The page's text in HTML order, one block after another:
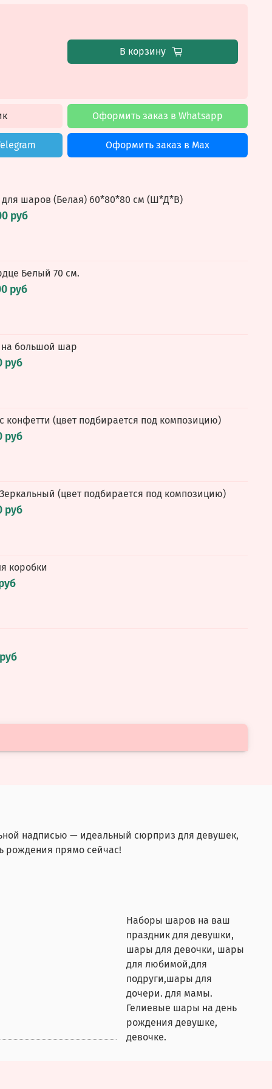
В корзину
Оформить заказ в Whatsapp
Оформить заказ в Max
для шаров (Белая) 60*80*80 см (Ш*Д*В)
руб
Белый 70 см.
руб
на большой шар
руб
конфетти (цвет подбирается под композицию)
руб
(цвет подбирается под композицию)
руб
коробки
надписью — идеальный сюрприз для девушек,
рождения прямо сейчас!
Наборы шаров на ваш
праздник для девушки,
шары для девочки, шары
для любимой,для
подруги,шары для
дочери. для мамы.
Гелиевые шары на день
рождения девушке,
девочке.